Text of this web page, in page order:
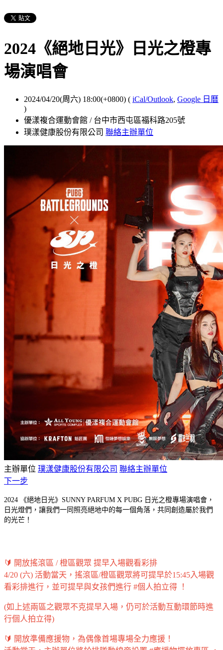
2024《絕地日光》日光之橙專
場演唱會
2024/04/20(周六) 18:00(+0800) ( iCal/Outlook, Google 日曆
)
優漾複合運動會館 / 台中市西屯區福科路205號
璞漾健康股份有限公司 聯絡主辦單位
主辦單位 璞漾健康股份有限公司 聯絡主辦單位
下一步
2024 《絕地日光》SUNNY PARFUM X PUBG 日光之橙專場演唱會，
日光燈們，讓我們一同照亮絕地中的每一個角落，共同創造屬於我們
的光芒！
🔰 開放搖滾區 / 橙區觀眾 提早入場觀看彩排
4/20 (六) 活動當天，搖滾區/橙區觀眾將可提早於15:45入場觀
看彩排進行，並可提早與女孩們進行 #個人拍立得 ！
(如上述兩區之觀眾不克提早入場，仍可於活動互動環節時進
行個人拍立得)
🔰 開放準備應援物，為偶像首場專場全力應援！